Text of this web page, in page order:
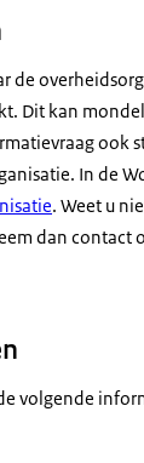
de
Dit kan
ook
In de
. Weet u
dan contact
volgende